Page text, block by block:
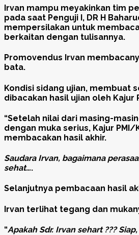
Irvan mampu meyakinkan tim
pada saat Penguji I, DR H
mempersilakan untuk
berkaitan dengan tulisannya.
Promovendus Irvan
bata.
Kondisi sidang ujian, membuat
dibacakan hasil ujian oleh Kajur
“Setelah nilai dari masing-
dengan muka serius, Kajur PMI/
membacakan hasil akhir.
Saudara Irvan, bagaimana
sehat….
Selanjutnya pembacaan hasil
Irvan terlihat tegang dan
“Apakah Sdr. Irvan sehart ???